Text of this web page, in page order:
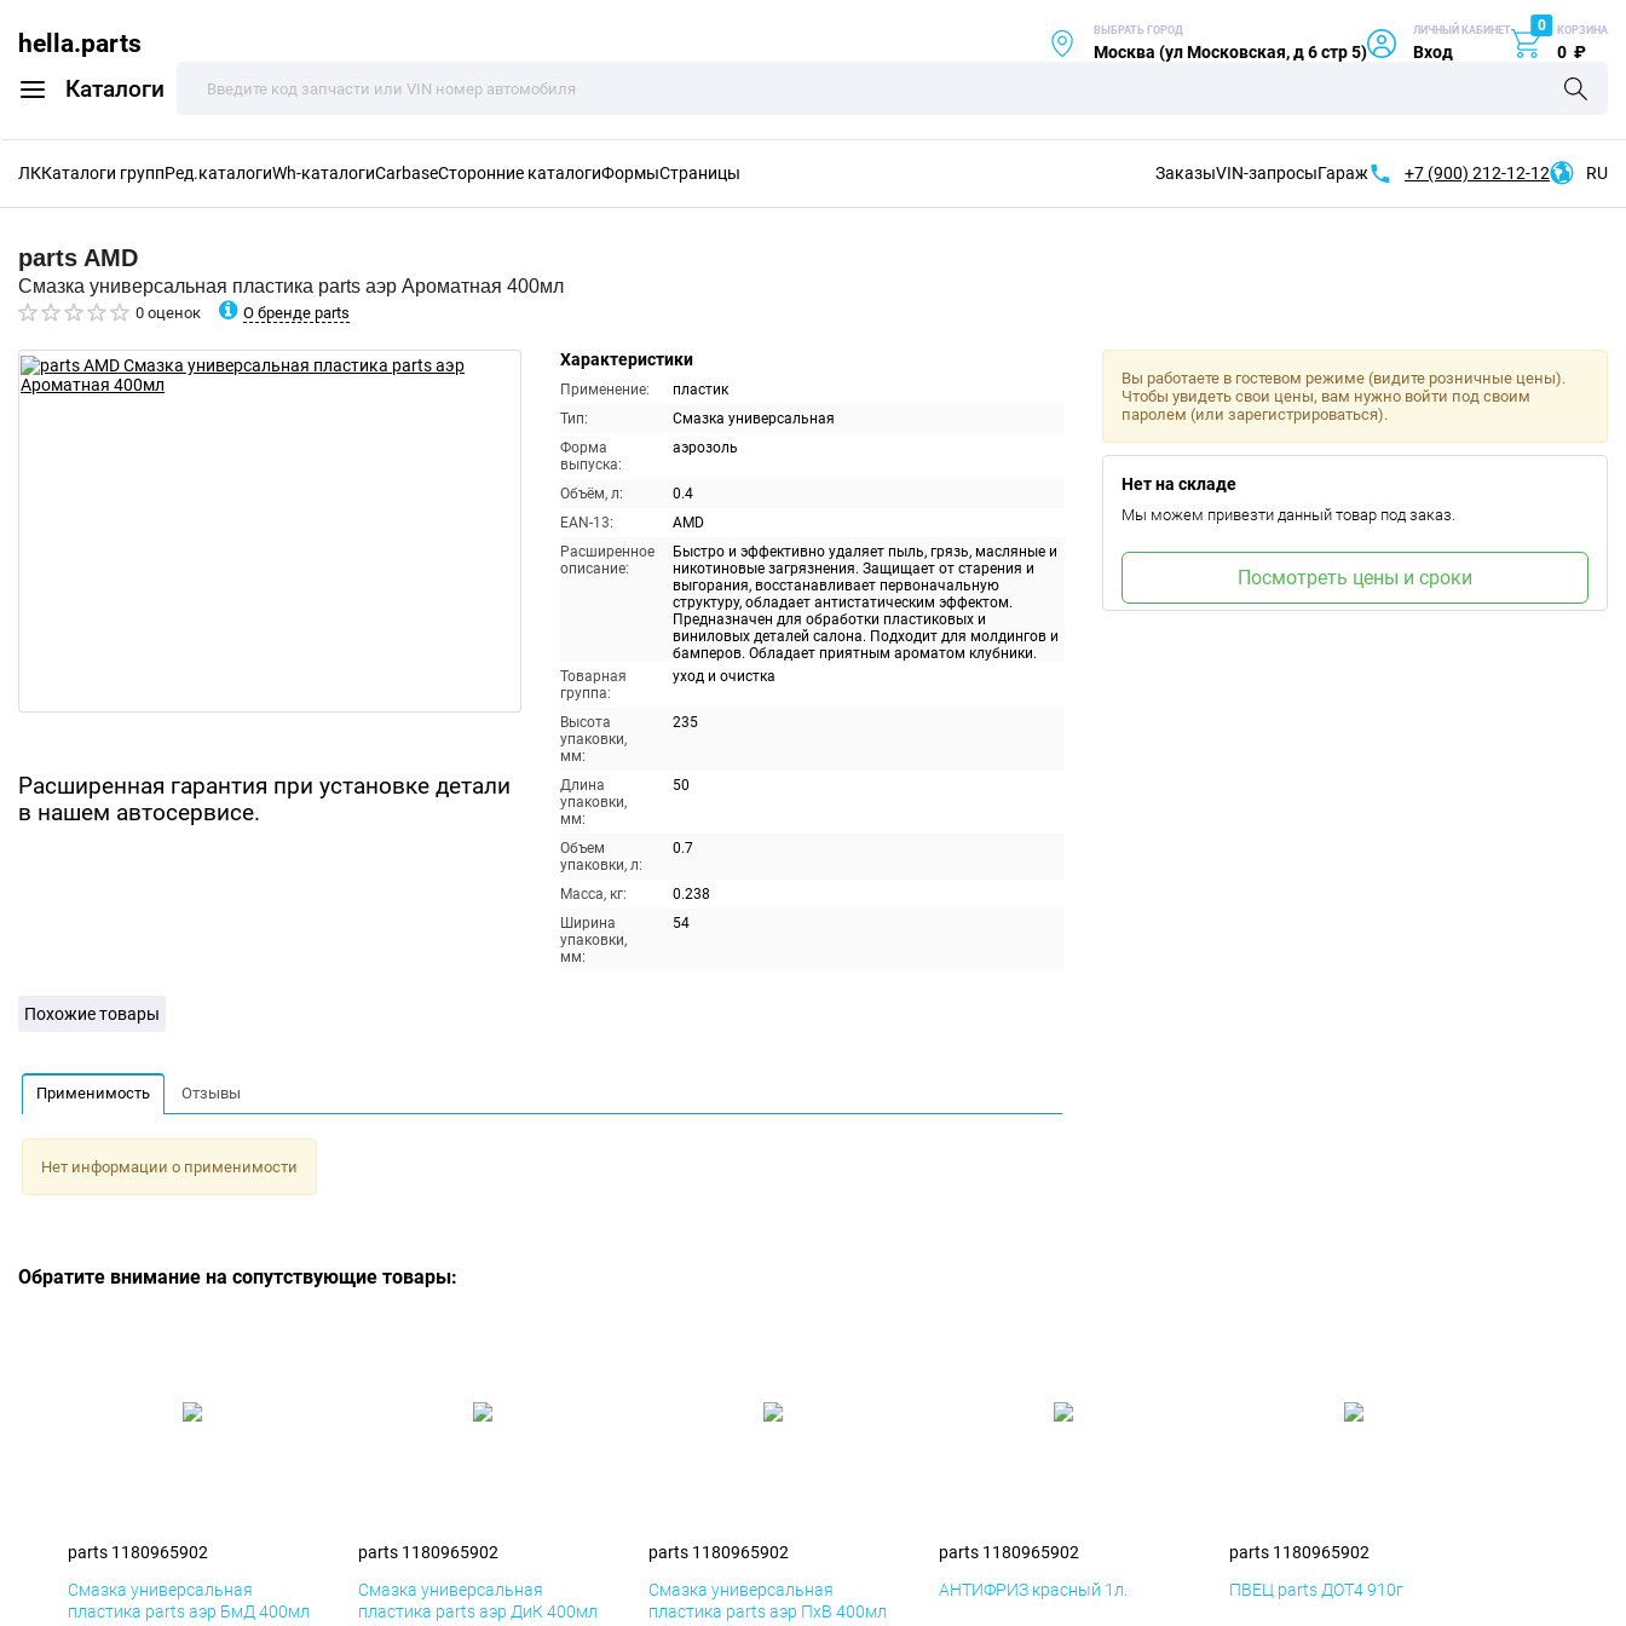
hella.parts
Каталоги
ВЫБРАТЬ ГОРОД
Москва (ул Московская, д 6 стр 5)
ЛИЧНЫЙ КАБИНЕТ
Вход
0 КОРЗИНА
0 ₽
ЛККаталоги группРед.каталогиWh-каталогиCarbaseСторонние каталогиФормыСтраницы ЗаказыVIN-запросыГараж +7 (900) 212-12-12 RU
parts AMD
Смазка универсальная пластика parts аэр Ароматная 400мл
0 оценок О бренде parts
Расширенная гарантия при установке детали
в нашем автосервисе.
Характеристики
Применение:
пластик
Тип:
Смазка универсальная
Форма
выпуска:
аэрозоль
Объём, л:
0.4
EAN-13:
AMD
Расширенное
описание:
Быстро и эффективно удаляет пыль, грязь, масляные и
никотиновые загрязнения. Защищает от старения и
выгорания, восстанавливает первоначальную
структуру, обладает антистатическим эффектом.
Предназначен для обработки пластиковых и
виниловых деталей салона. Подходит для молдингов и
бамперов. Обладает приятным ароматом клубники.
Товарная
группа:
уход и очистка
Высота
упаковки,
мм:
235
Длина
упаковки,
мм:
50
Объем
упаковки, л:
0.7
Масса, кг:
0.238
Ширина
упаковки,
мм:
54
Вы работаете в гостевом режиме (видите розничные цены).
Чтобы увидеть свои цены, вам нужно войти под своим
паролем (или зарегистрироваться).
Нет на складе
Мы можем привезти данный товар под заказ.
Посмотреть цены и сроки
Похожие товары
Применимость Отзывы
Нет информации о применимости
Обратите внимание на сопутствующие товары:
parts 1180965902
Смазка универсальная
пластика parts аэр БмД 400мл
parts 1180965902
Смазка универсальная
пластика parts аэр ДиК 400мл
parts 1180965902
Смазка универсальная
пластика parts аэр ПхВ 400мл
parts 1180965902
АНТИФРИЗ красный 1л.
parts 1180965902
ПВЕЦ parts ДОТ4 910г